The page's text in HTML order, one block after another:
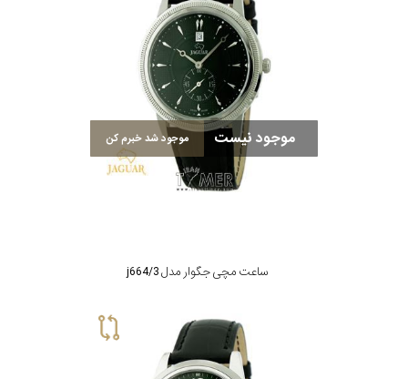
موجود نیست موجود شد خبرم کن
ساعت مچی جگوار مدل j664/3